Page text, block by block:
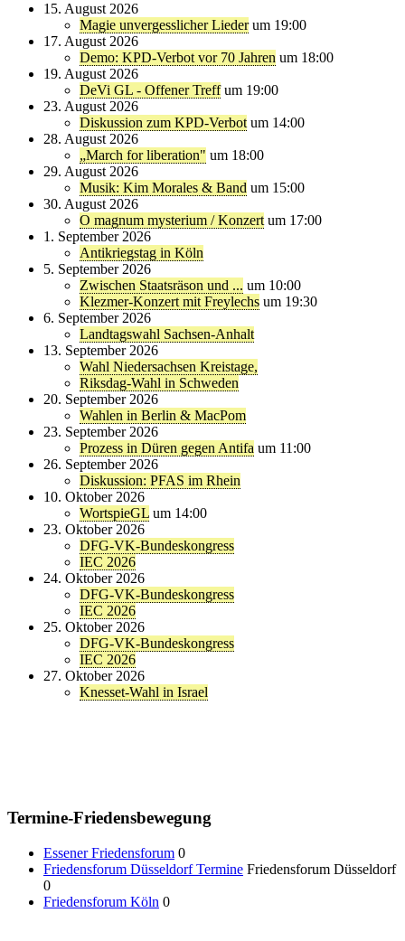
15. August 2026
Magie unvergesslicher Lieder um 19:00
17. August 2026
Demo: KPD-Verbot vor 70 Jahren um 18:00
19. August 2026
DeVi GL - Offener Treff um 19:00
23. August 2026
Diskussion zum KPD-Verbot um 14:00
28. August 2026
„March for liberation" um 18:00
29. August 2026
Musik: Kim Morales & Band um 15:00
30. August 2026
O magnum mysterium / Konzert um 17:00
1. September 2026
Antikriegstag in Köln
5. September 2026
Zwischen Staatsräson und ... um 10:00
Klezmer-Konzert mit Freylechs um 19:30
6. September 2026
Landtagswahl Sachsen-Anhalt
13. September 2026
Wahl Niedersachsen Kreistage,
Riksdag-Wahl in Schweden
20. September 2026
Wahlen in Berlin & MacPom
23. September 2026
Prozess in Düren gegen Antifa um 11:00
26. September 2026
Diskussion: PFAS im Rhein
10. Oktober 2026
WortspieGL um 14:00
23. Oktober 2026
DFG-VK-Bundeskongress
IEC 2026
24. Oktober 2026
DFG-VK-Bundeskongress
IEC 2026
25. Oktober 2026
DFG-VK-Bundeskongress
IEC 2026
27. Oktober 2026
Knesset-Wahl in Israel
Termine-Friedensbewegung
Essener Friedensforum 0
Friedensforum Düsseldorf Termine Friedensforum Düsseldorf
0
Friedensforum Köln 0